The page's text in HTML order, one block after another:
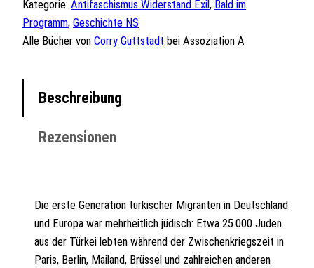
Kategorie: Antifaschismus Widerstand Exil, Bald im
Programm, Geschichte NS
Alle Bücher von Corry Guttstadt bei Assoziation A
Beschreibung
Rezensionen
Die erste Generation türkischer Migranten in Deutschland
und Europa war mehrheitlich jüdisch: Etwa 25.000 Juden
aus der Türkei lebten während der Zwischenkriegszeit in
Paris, Berlin, Mailand, Brüssel und zahlreichen anderen